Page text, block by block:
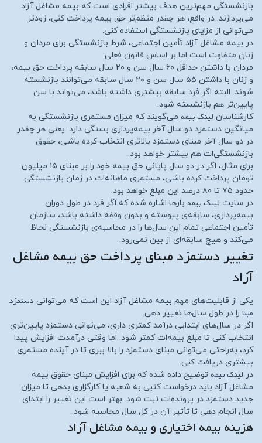
بازنشستگی مهم‌ترین هدف بیشتر افرادی است که بیمه مشاغل آزاد
می‌پردازند. در واقع، هر چقدر منظم‌تر حق بیمه پرداخت کنی، زودتر
می‌توانی از مزایای بازنشستگی استفاده کنی.
در بیمه مشاغل آزاد تأمین اجتماعی، شرط بازنشستگی برای مردان و
زنان متفاوت است اما بر اساس قانون فعلی:
مردان با داشتن حداقل ۶۰ سال سن و ۲۰ سال سابقه پرداخت حق بیمه،
و زنان با داشتن ۵۵ سال سن و ۲۰ سال سابقه می‌توانند بازنشسته
شوند. البته اگر فرد سابقه بیشتری داشته باشد، می‌تواند با سن
پایین‌تر هم بازنشسته شود.
کارشناسان لینک بیمه می‌گویند که میزان مستمری بازنشستگی به
میانگین دستمزد دو سال آخر بیمه‌پردازی بستگی دارد. یعنی هر چقدر
در دو سال آخر مبنای دستمزد بالاتری انتخاب کرده باشی، حقوق
بازنشستگی‌ات هم بیشتر خواهد بود.
برای مثال، اگر در دو سال پایانی حق بیمه خود را بر مبنای ۱۵ میلیون
تومان پرداخت کرده باشی، مستمری ماهانه‌ات در زمان بازنشستگی
حدود ۷۵ تا ۸۰ درصد این مبلغ خواهد بود.
در سایت لینک بیمه بارها اشاره شده که اگر فرد در طول دوران
بیمه‌پردازی، سابقه‌ی پیوسته و بدون وقفه داشته باشد، سازمان
تأمین اجتماعی تمام این سال‌ها را در محاسبه‌ی بازنشستگی لحاظ
می‌کند و هیچ سابقه‌ای از بین نمی‌رود.
تغییر دستمزد مبنای پرداخت حق بیمه مشاغل
آزاد
یکی از قابلیت‌های مهم بیمه مشاغل آزاد این است که می‌توانی دستمزد
مبنا را در طول سال‌ها تغییر دهی.
اگر در سال‌های ابتدایی درآمد کمتری داری، می‌توانی دستمزد پایین‌تری
انتخاب کنی تا مبلغ بیمه‌ات کمتر شود. اما وقتی درآمدت افزایش پیدا
کرد، به‌راحتی می‌توانی مبنای دستمزد را بالا ببری تا در آینده مستمری
بیشتری دریافت کنی.
در لینک بیمه توضیح داده شده که برای افزایش مبنای حقوق بیمه
مشاغل آزاد باید درخواست کتبی به شعبه یا کارگزاری بدهی تا میزان
جدید دستمزد در پرونده‌ات ثبت شود. بهتر است این تغییر را ابتدای
سال انجام دهی تا تأثیر آن در کل سال محاسبه شود.
هزینه بیمه اختیاری و بیمه مشاغل آزاد